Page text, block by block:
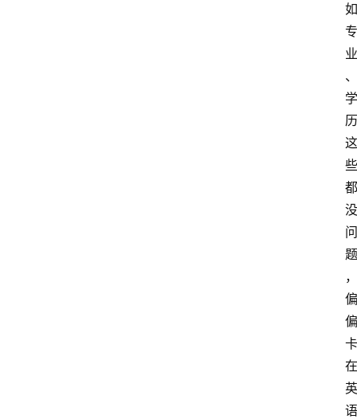
如
专
业
、
学
历
这
些
都
没
问
题
，
偏
偏
卡
在
英
语